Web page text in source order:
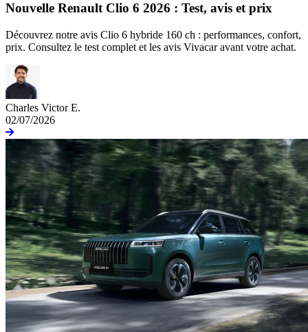
Nouvelle Renault Clio 6 2026 : Test, avis et prix
Découvrez notre avis Clio 6 hybride 160 ch : performances, confort,
prix. Consultez le test complet et les avis Vivacar avant votre achat.
Charles Victor E.
02/07/2026